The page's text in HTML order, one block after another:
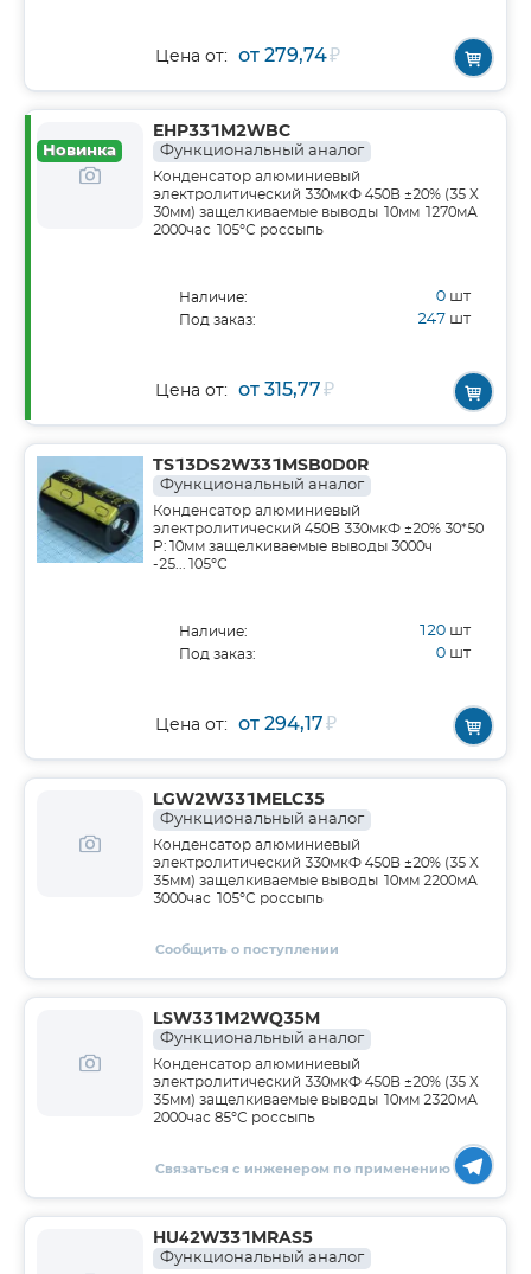
Цена от: от 279,74₽
Новинка
EHP331M2WBC
Функциональный аналог
Конденсатор алюминиевый
электролитический 330мкФ 450В ±20% (35 X
30мм) защелкиваемые выводы 10мм 1270мА
2000час 105°С россыпь
Наличие: 0 шт
Под заказ: 247 шт
Цена от: от 315,77₽
TS13DS2W331MSB0D0R
Функциональный аналог
Конденсатор алюминиевый
электролитический 450В 330мкФ ±20% 30*50
P:10мм защелкиваемые выводы 3000ч
-25...105°С
Наличие: 120 шт
Под заказ: 0 шт
Цена от: от 294,17₽
LGW2W331MELC35
Функциональный аналог
Конденсатор алюминиевый
электролитический 330мкФ 450В ±20% (35 X
35мм) защелкиваемые выводы 10мм 2200мА
3000час 105°С россыпь
Сообщить о поступлении
LSW331M2WQ35M
Функциональный аналог
Конденсатор алюминиевый
электролитический 330мкФ 450В ±20% (35 X
35мм) защелкиваемые выводы 10мм 2320мА
2000час 85°С россыпь
Связаться с инженером по применению
HU42W331MRAS5
Функциональный аналог